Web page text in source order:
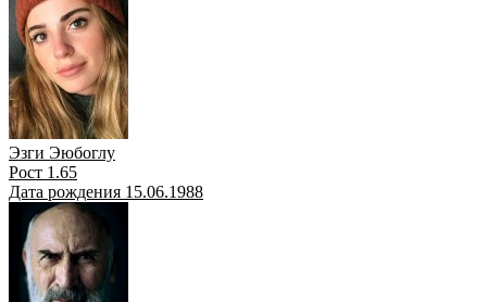
Эзги Эюбоглу
Рост 1.65
Дата рождения 15.06.1988